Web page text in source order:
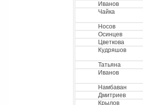
Иванов
Чайка
Носов
Осинцев
Цветкова
Кудряшов
Татьяна
Иванов
Намбаван
Дмитриев
Крылов